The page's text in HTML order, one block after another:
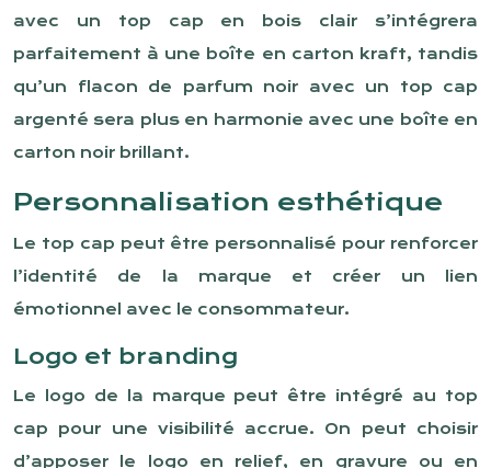
avec un top cap en bois clair s’intégrera
parfaitement à une boîte en carton kraft, tandis
qu’un flacon de parfum noir avec un top cap
argenté sera plus en harmonie avec une boîte en
carton noir brillant.
Personnalisation esthétique
Le top cap peut être personnalisé pour renforcer
l’identité de la marque et créer un lien
émotionnel avec le consommateur.
Logo et branding
Le logo de la marque peut être intégré au top
cap pour une visibilité accrue. On peut choisir
d’apposer le logo en relief, en gravure ou en